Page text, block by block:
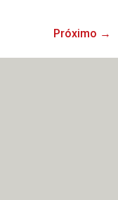
Próximo →